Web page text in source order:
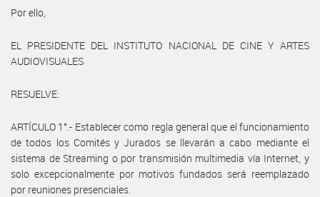
Por ello,
EL PRESIDENTE DEL INSTITUTO NACIONAL DE CINE Y ARTES
AUDIOVISUALES
RESUELVE:
ARTÍCULO 1°.- Establecer como regla general que el funcionamiento
de todos los Comités y Jurados se llevarán a cabo mediante el
sistema de Streaming o por transmisión multimedia vía Internet, y
solo excepcionalmente por motivos fundados será reemplazado
por reuniones presenciales.